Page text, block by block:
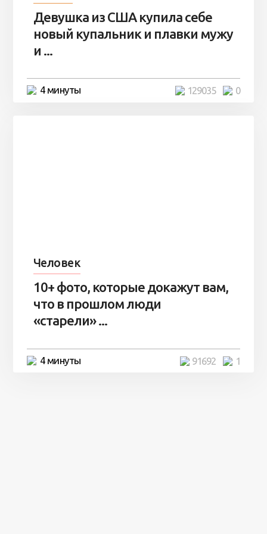
Девушка из США купила себе
новый купальник и плавки мужу
и ...
4 минуты 0
129035
Человек
10+ фото, которые докажут вам,
что в прошлом люди
«старели» ...
4 минуты 1
91692